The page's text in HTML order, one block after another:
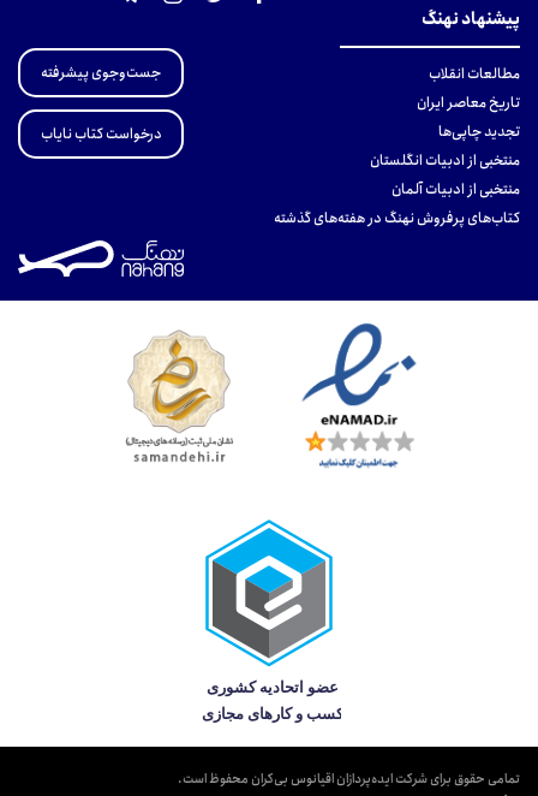
پیشنهاد نهنگ
مطالعات انقلاب
تاریخ معاصر ایران
تجدید چاپی‌ها
منتخبی از ادبیات انگلستان
منتخبی از ادبیات آلمان
کتاب‌های پرفروش نهنگ در هفته‌های گذشته
جست‌وجوی پیشرفته
درخواست کتاب نایاب
تمامی حقوق برای شرکت ایده‌پردازان اقیانوس بی‌کران محفوظ است.